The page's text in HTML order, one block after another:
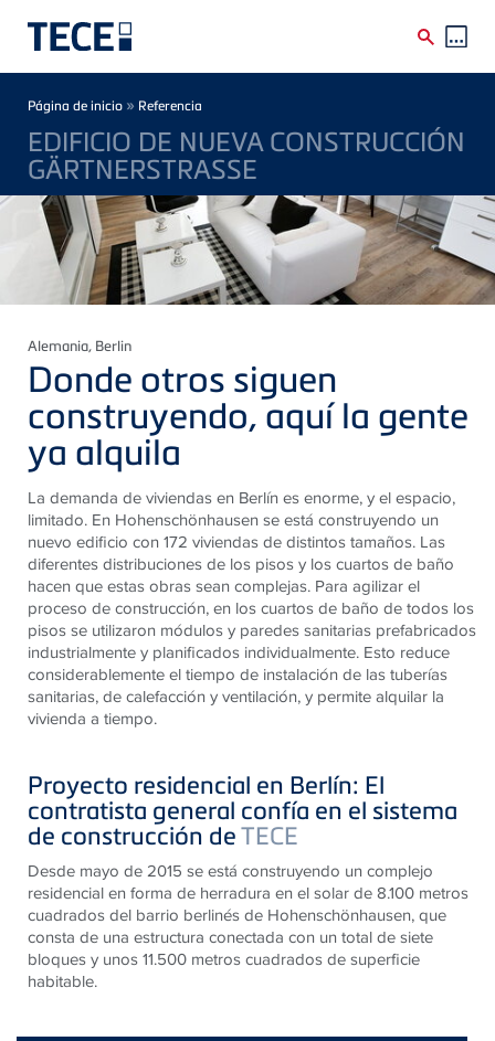
Breadcrumb
Página de inicio » Referencia
EDIFICIO DE NUEVA CONSTRUCCIÓN
GÄRTNERSTRASSE
Alemania, Berlin
Donde otros siguen
construyendo, aquí la gente
ya alquila
La demanda de viviendas en Berlín es enorme, y el espacio,
limitado. En Hohenschönhausen se está construyendo un
nuevo edificio con 172 viviendas de distintos tamaños. Las
diferentes distribuciones de los pisos y los cuartos de baño
hacen que estas obras sean complejas. Para agilizar el
proceso de construcción, en los cuartos de baño de todos los
pisos se utilizaron módulos y paredes sanitarias prefabricados
industrialmente y planificados individualmente. Esto reduce
considerablemente el tiempo de instalación de las tuberías
sanitarias, de calefacción y ventilación, y permite alquilar la
vivienda a tiempo.
Proyecto residencial en Berlín: El
contratista general confía en el sistema
de construcción deTECE
Desde mayo de 2015 se está construyendo un complejo
residencial en forma de herradura en el solar de 8.100 metros
cuadrados del barrio berlinés de Hohenschönhausen, que
consta de una estructura conectada con un total de siete
bloques y unos 11.500 metros cuadrados de superficie
habitable.